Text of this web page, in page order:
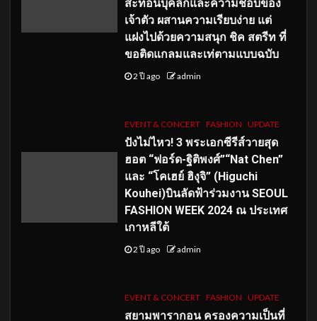
สะท้อนบุคลิกและความชอบของ
เจ้าตัว ผสานความเรียบง่าย แต่
แฝงไปด้วยความสนุก ชิค สตรีท ที่
ขอติดแกลมและเท่ตามแบบฉบับ
2 ปี ago admin
EVENT & CONCERT FASHION UPDATE
ปังไม่ไหว! 3 พระเอกซีรีส์วายสุด
ฮอต “ฟอร์ด-ฐิติพงศ์”“Nat Chen”
และ “โคเฮย์ ฮิงุจิ” (Higuchi
Kouhei)บินลัดฟ้าร่วมงาน SEOUL
FASHION WEEK 2024 ณ ประเทศ
เกาหลีใต้
2 ปี ago admin
EVENT & CONCERT FASHION UPDATE
สยามพารากอน ครองความเป็นที่